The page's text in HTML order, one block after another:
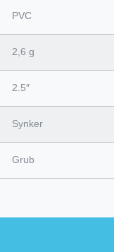
PVC
2,6 g
2.5″
Synker
Grub